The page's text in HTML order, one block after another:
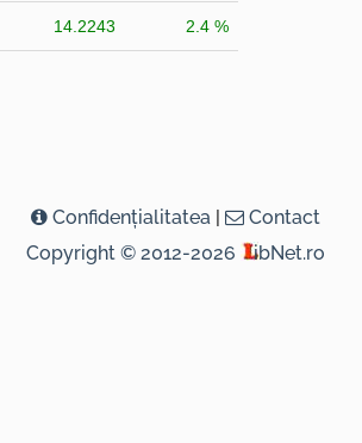
14.2243 2.4 %
Confidenţialitatea |
Contact
Copyright © 2012-2026
ibNet.ro